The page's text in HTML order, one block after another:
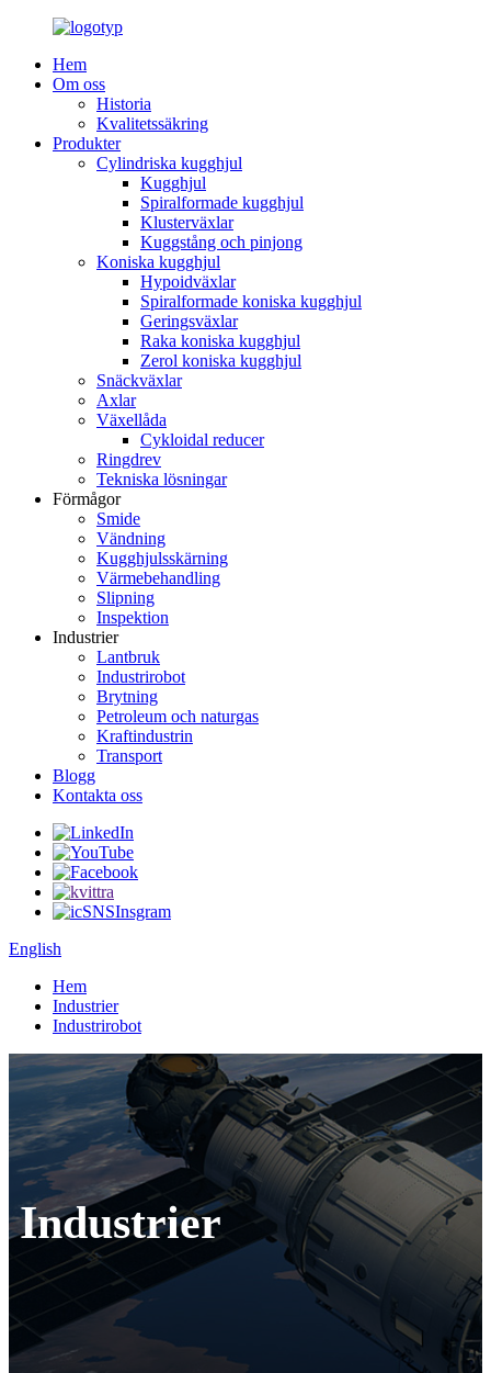
Hem
Om oss
Historia
Kvalitetssäkring
Produkter
Cylindriska kugghjul
Kugghjul
Spiralformade kugghjul
Klusterväxlar
Kuggstång och pinjong
Koniska kugghjul
Hypoidväxlar
Spiralformade koniska kugghjul
Geringsväxlar
Raka koniska kugghjul
Zerol koniska kugghjul
Snäckväxlar
Axlar
Växellåda
Cykloidal reducer
Ringdrev
Tekniska lösningar
Förmågor
Smide
Vändning
Kugghjulsskärning
Värmebehandling
Slipning
Inspektion
Industrier
Lantbruk
Industrirobot
Brytning
Petroleum och naturgas
Kraftindustrin
Transport
Blogg
Kontakta oss
English
Hem
Industrier
Industrirobot
Industrier